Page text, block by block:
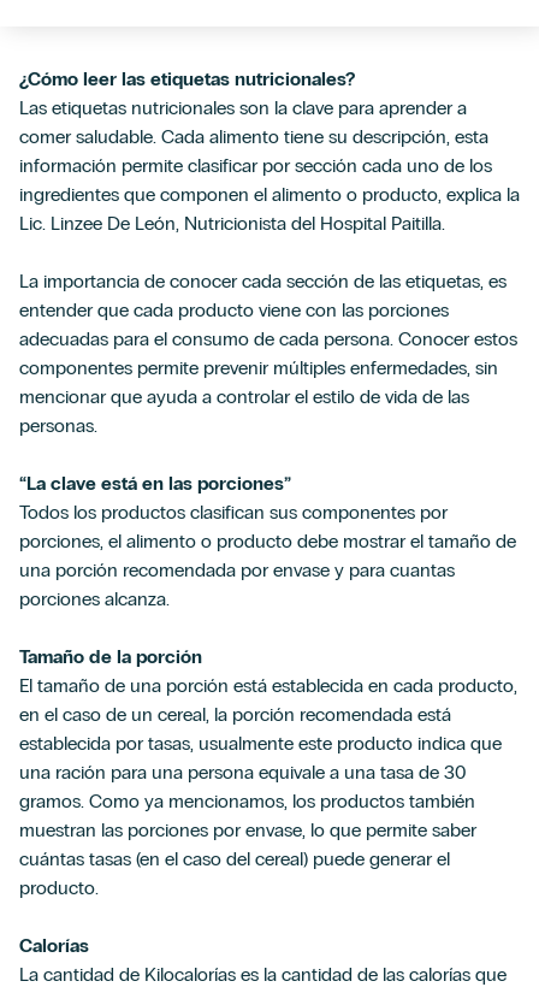
¿Cómo leer las etiquetas nutricionales?
Las etiquetas nutricionales son la clave para aprender a
comer saludable. Cada alimento tiene su descripción, esta
información permite clasificar por sección cada uno de los
ingredientes que componen el alimento o producto, explica la
Lic. Linzee De León, Nutricionista del Hospital Paitilla.
La importancia de conocer cada sección de las etiquetas, es
entender que cada producto viene con las porciones
adecuadas para el consumo de cada persona. Conocer estos
componentes permite prevenir múltiples enfermedades, sin
mencionar que ayuda a controlar el estilo de vida de las
personas.
“La clave está en las porciones”
Todos los productos clasifican sus componentes por
porciones, el alimento o producto debe mostrar el tamaño de
una porción recomendada por envase y para cuantas
porciones alcanza.
Tamaño de la porción
El tamaño de una porción está establecida en cada producto,
en el caso de un cereal, la porción recomendada está
establecida por tasas, usualmente este producto indica que
una ración para una persona equivale a una tasa de 30
gramos. Como ya mencionamos, los productos también
muestran las porciones por envase, lo que permite saber
cuántas tasas (en el caso del cereal) puede generar el
producto.
Calorías
La cantidad de Kilocalorías es la cantidad de las calorías que